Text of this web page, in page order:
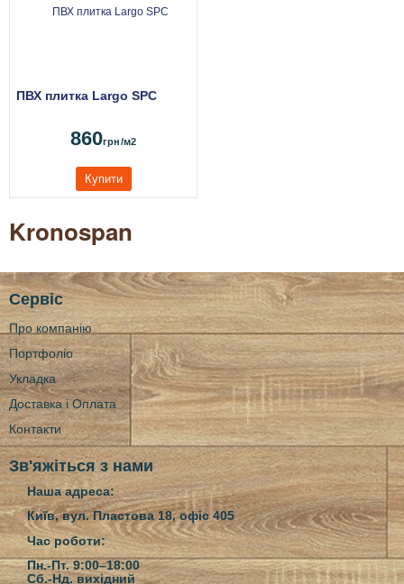
ПВХ плитка Largo SPC
860грн/м2
Купити
Kronospan
Сервіс
Про компанію
Портфоліо
Укладка
Доставка і Оплата
Контакти
Зв'яжіться з нами
Наша адреса:
Київ, вул. Пластова 18, офіс 405
Час роботи:
Пн.-Пт. 9:00–18:00
Сб.-Нд.вихідний